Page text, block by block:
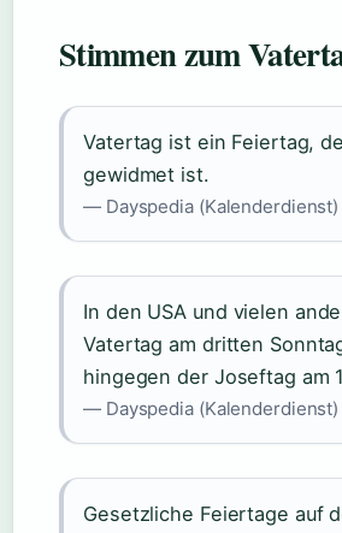
Stimmen zum
Vatertag ist ein Feiertag,
gewidmet ist.
— Dayspedia (Kalenderdienst)
In den USA und vielen
Vatertag am dritten
hingegen der Joseftag am
— Dayspedia (Kalenderdienst)
Gesetzliche Feiertage auf